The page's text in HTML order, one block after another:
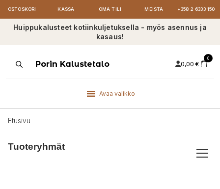
OSTOSKORI KASSA OMA TILI MEISTÄ +358 2 6333 150
Huippukalusteet kotiinkuljetuksella - myös asennus ja
kasaus!
ProductsPorin Kalustetalo 0,00 €
0
Avaa valikko
Etusivu
Tuoteryhmät